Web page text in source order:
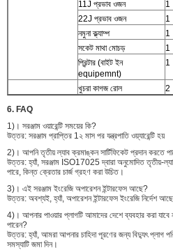
11J প্রভাব ওজন
1
22J প্রভাব ওজন
1
নমুনা ক্ল্যাম্প
1
সকেট মাথা মোচড়
1
প্রিন্টার (বাইট ইন
equipemnt)
1
খুচরা কাগজ রোল 2
6. FAQ
1)। সরঞ্জাম ওয়ারেন্টি সময়ের কি?
উত্তর: সরঞ্জাম প্রাপ্তির 1২ মাস পর যন্ত্রপাতি ওয়্যারেন্টি হয়
2)। আপনি তৃতীয় ল্যাব ক্রমাঙ্কন সার্টিফিকেট প্রদান করতে
উত্তর: হ্যাঁ, সরঞ্জাম ISO17025 দ্বারা অনুমোদিত তৃতীয়-
পারে, কিন্ত ক্রেতার চার্জ গ্রহণ করা উচিত।
3)। এই সরঞ্জাম ইংরেজি অপারেশন ইন্টারফেস আছে?
উত্তর: অবশ্যই, হ্যাঁ, অপারেশন ইন্টারফেস ইংরেজি নির্দেশ
4)। আপনার পাওয়ার প্লাগটি আমাদের দেশে ব্যবহার করা
পারেন?
উত্তর: হ্যাঁ, আমরা আপনার চাহিদা পূরণের জন্য বিদ্যুৎ প্লাগ
সমস্যাটি জমা দিন।